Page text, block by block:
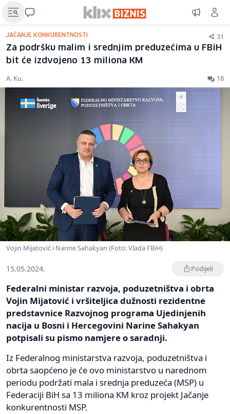
JAČANJE KONKURENTNOSTI 31
Za podršku malim i srednjim preduzećima u FBiH
bit će izdvojeno 13 miliona KM
A. Ku. 18
Vojin Mijatović i Narine Sahakyan (Foto: Vlada FBiH)
15.05.2024. Podijeli
Federalni ministar razvoja, poduzetništva i obrta
Vojin Mijatović i vršiteljica dužnosti rezidentne
predstavnice Razvojnog programa Ujedinjenih
nacija u Bosni i Hercegovini Narine Sahakyan
potpisali su pismo namjere o saradnji.
Iz Federalnog ministarstva razvoja, poduzetništva i
obrta saopćeno je će ovo ministarstvo u narednom
periodu podržati mala i srednja preduzeća (MSP) u
Federaciji BiH sa 13 miliona KM kroz projekt Jačanje
konkurentnosti MSP.